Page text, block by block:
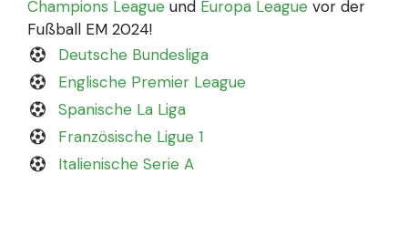
Champions League und Europa League vor der
Fußball EM 2024!
Deutsche Bundesliga
Englische Premier League
Spanische La Liga
Französische Ligue 1
Italienische Serie A